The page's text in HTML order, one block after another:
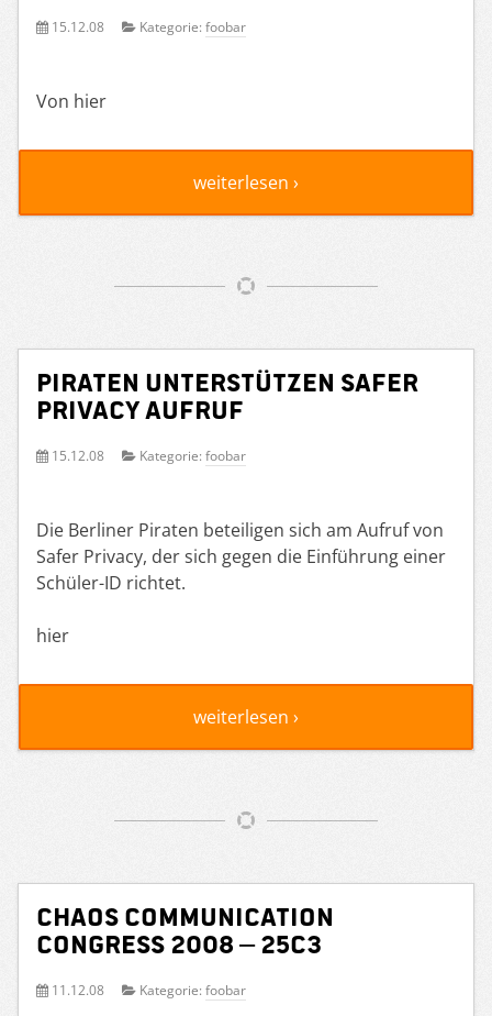
15.12.08 Kategorie: foobar
Von hier
weiterlesen ›
Piraten unterstützen Safer
Privacy Aufruf
15.12.08 Kategorie: foobar
Die Berliner Piraten beteiligen sich am Aufruf von
Safer Privacy, der sich gegen die Einführung einer
Schüler-ID richtet.
hier
weiterlesen ›
Chaos Communication
Congress 2008 – 25c3
11.12.08 Kategorie: foobar